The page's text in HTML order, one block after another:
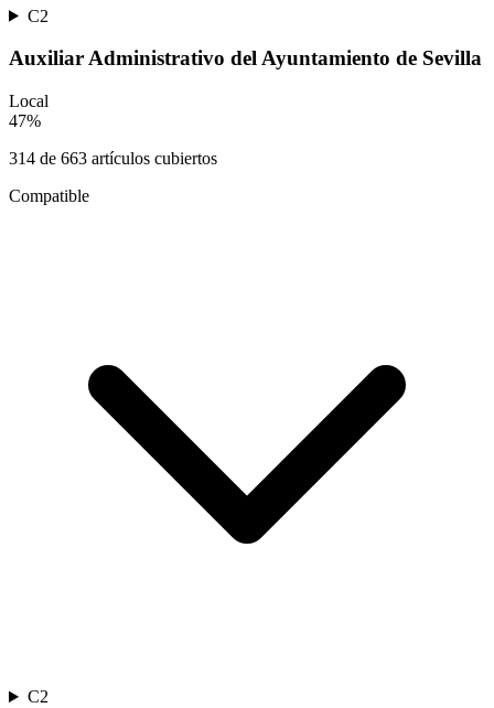
C2
Auxiliar Administrativo del Ayuntamiento de Sevilla
Local
47%
314 de 663 artículos cubiertos
Compatible
C2